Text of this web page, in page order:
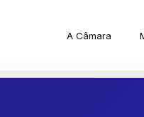
A Câmara